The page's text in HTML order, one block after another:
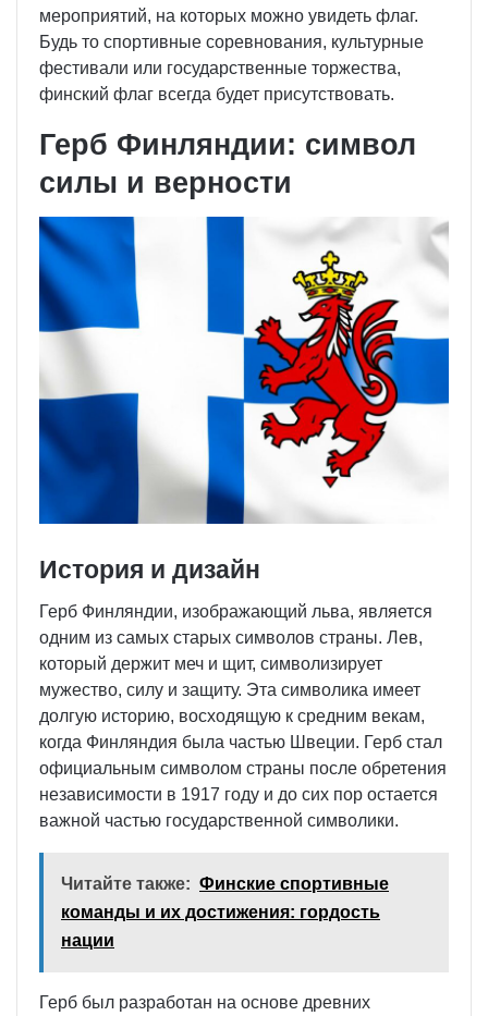
мероприятий, на которых можно увидеть флаг.
Будь то спортивные соревнования, культурные
фестивали или государственные торжества,
финский флаг всегда будет присутствовать.
Герб Финляндии: символ
силы и верности
История и дизайн
Герб Финляндии, изображающий льва, является
одним из самых старых символов страны. Лев,
который держит меч и щит, символизирует
мужество, силу и защиту. Эта символика имеет
долгую историю, восходящую к средним векам,
когда Финляндия была частью Швеции. Герб стал
официальным символом страны после обретения
независимости в 1917 году и до сих пор остается
важной частью государственной символики.
Читайте также: Финские спортивные
команды и их достижения: гордость
нации
Герб был разработан на основе древних